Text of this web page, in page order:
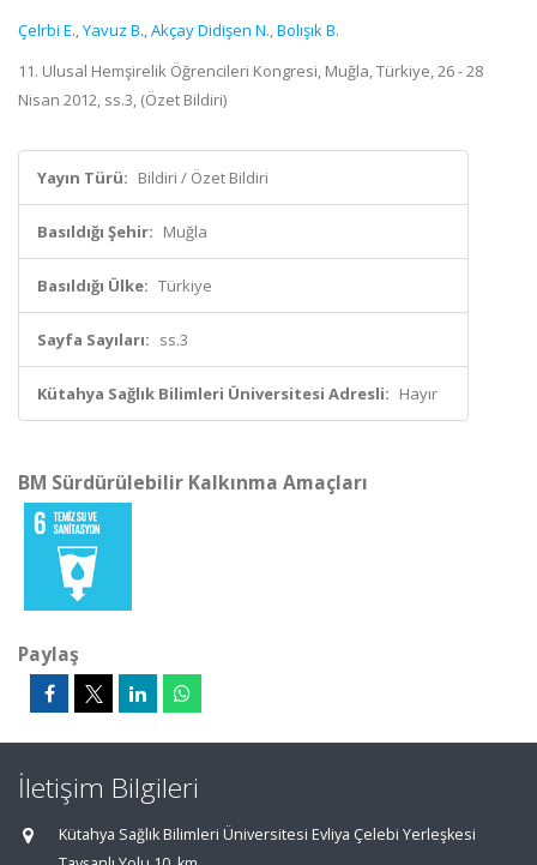
Çelrbi E.,Yavuz B.,Akçay Didişen N.,Bolışık B.
11. Ulusal Hemşirelik Öğrencileri Kongresi, Muğla, Türkiye, 26 - 28
Nisan 2012, ss.3, (Özet Bildiri)
Yayın Türü: Bildiri / Özet Bildiri
Basıldığı Şehir: Muğla
Basıldığı Ülke: Türkiye
Sayfa Sayıları: ss.3
Kütahya Sağlık Bilimleri Üniversitesi Adresli: Hayır
BM Sürdürülebilir Kalkınma Amaçları
Paylaş
İletişim Bilgileri
Kütahya Sağlık Bilimleri Üniversitesi Evliya Çelebi Yerleşkesi